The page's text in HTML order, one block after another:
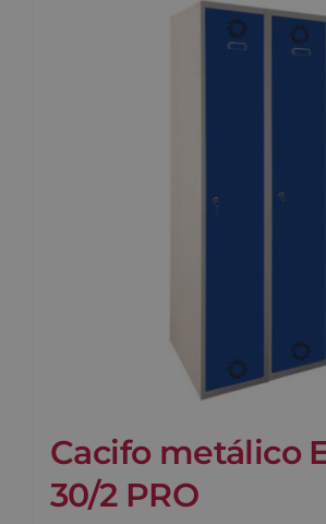
Cacifo metálico
30/2 PRO